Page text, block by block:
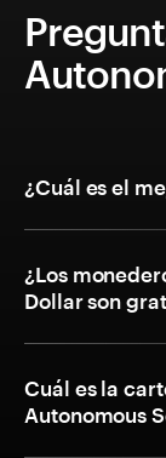
¿Cuál es el
¿Los
Dollar son
Cuál es la
Autonomous